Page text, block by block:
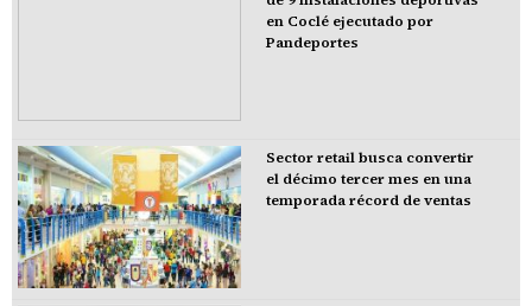
en Coclé ejecutado por
Pandeportes
Sector retail busca convertir
el décimo tercer mes en una
temporada récord de ventas